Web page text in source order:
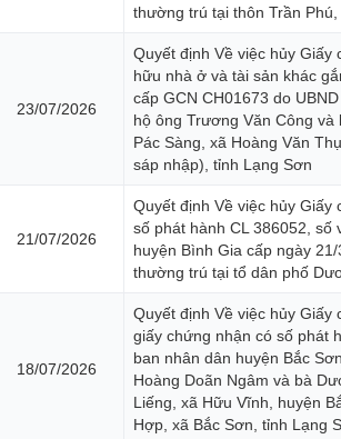
kinh doanh
thống Ngành Nông nghiệp và Môi trường
thường trú tại thôn Trần
23/07/2026
Quyết định Về việc hủy
hữu nhà ở và tài sản khác
cấp GCN CH01673 do
hộ ông Trương Văn Công
Pác Sàng, xã Hoàng Văn
sáp nhập), tỉnh Lạng Sơn
21/07/2026
Quyết định Về việc hủy
số phát hành CL 386052, số
huyện Bình Gia cấp ngày
thường trú tại tổ dân phố
18/07/2026
Quyết định Về việc hủy
giấy chứng nhận có số phát
ban nhân dân huyện Bắc
Hoàng Doãn Ngâm và bà
Liếng, xã Hữu Vĩnh, huyện
Hợp, xã Bắc Sơn, tỉnh Lạng